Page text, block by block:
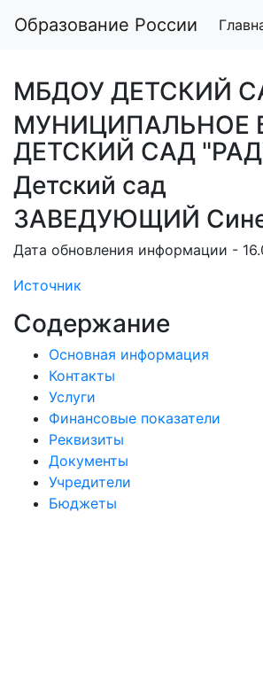
Образование России
МБДОУ ДЕТСКИЙ
МУНИЦИПАЛЬНОЕ
ДЕТСКИЙ САД
Детский сад
ЗАВЕДУЮЩИЙ
Дата обновления информации -
Источник
Содержание
Основная информация
Контакты
Услуги
Финансовые показатели
Реквизиты
Документы
Учредители
Бюджеты